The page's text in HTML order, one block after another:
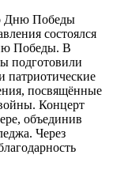
Дню Победы
состоялся
Победы. В
подготовили
патриотические
посвящённые
Концерт
объединив
Через